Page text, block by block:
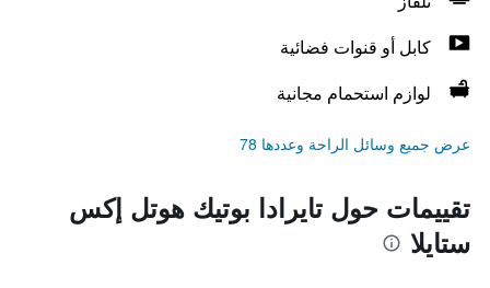
كابل أو قنوات فضائية
لوازم استحمام مجانية
عرض جميع وسائل الراحة وعددها 78
تقييمات حول تايرادا بوتيك هوتل إكس
ستايلا